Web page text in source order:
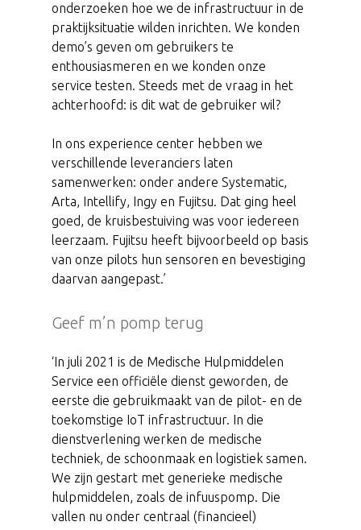
onderzoeken hoe we de infrastructuur in de
praktijksituatie wilden inrichten. We konden
demo’s geven om gebruikers te
enthousiasmeren en we konden onze
service testen. Steeds met de vraag in het
achterhoofd: is dit wat de gebruiker wil?
In ons experience center hebben we
verschillende leveranciers laten
samenwerken: onder andere Systematic,
Arta, Intellify, Ingy en Fujitsu. Dat ging heel
goed, de kruisbestuiving was voor iedereen
leerzaam. Fujitsu heeft bijvoorbeeld op basis
van onze pilots hun sensoren en bevestiging
daarvan aangepast.’
Geef m’n pomp terug
‘In juli 2021 is de Medische Hulpmiddelen
Service een officiële dienst geworden, de
eerste die gebruikmaakt van de pilot- en de
toekomstige IoT infrastructuur. In die
dienstverlening werken de medische
techniek, de schoonmaak en logistiek samen.
We zijn gestart met generieke medische
hulpmiddelen, zoals de infuuspomp. Die
vallen nu onder centraal (financieel)